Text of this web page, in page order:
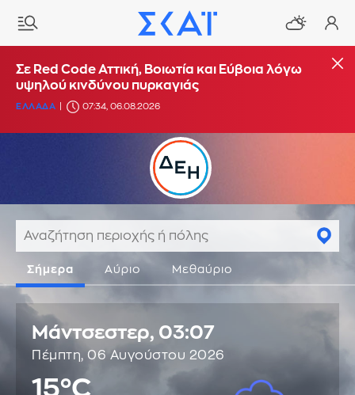
Σε Red Code Αττική, Βοιωτία και Εύβοια λόγω
υψηλού κινδύνου πυρκαγιάς
ΕΛΛΑΔΑ 07:34, 06.08.2026
Σήμερα Αύριο Μεθαύριο
Μάντσεστερ, 03:07
Πέμπτη, 06 Αυγούστου 2026
15°C